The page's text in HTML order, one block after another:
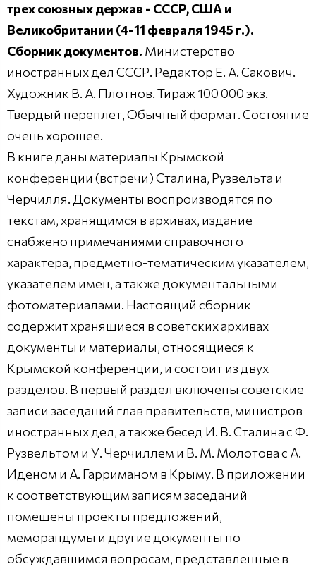
трех союзных держав - СССР, США и
Великобритании (4-11 февраля 1945 г.).
Сборник документов. Министерство
иностранных дел СССР. Редактор Е. А. Сакович.
Художник В. А. Плотнов. Тираж 100 000 экз.
Твердый переплет, Обычный формат. Состояние
очень хорошее.
В книге даны материалы Крымской
конференции (встречи) Сталина, Рузвельта и
Черчилля. Документы воспроизводятся по
текстам, хранящимся в архивах, издание
снабжено примечаниями справочного
характера, предметно-тематическим указателем,
указателем имен, а также документальными
фотоматериалами. Настоящий сборник
содержит хранящиеся в советских архивах
документы и материалы, относящиеся к
Крымской конференции, и состоит из двух
разделов. В первый раздел включены советские
записи заседаний глав правительств, министров
иностранных дел, а также бесед И. В. Сталина с Ф.
Рузвельтом и У. Черчиллем и В. М. Молотова с А.
Иденом и А. Гарриманом в Крыму. В приложении
к соответствующим записям заседаний
помещены проекты предложений,
меморандумы и другие документы по
обсуждавшимся вопросам, представленные в